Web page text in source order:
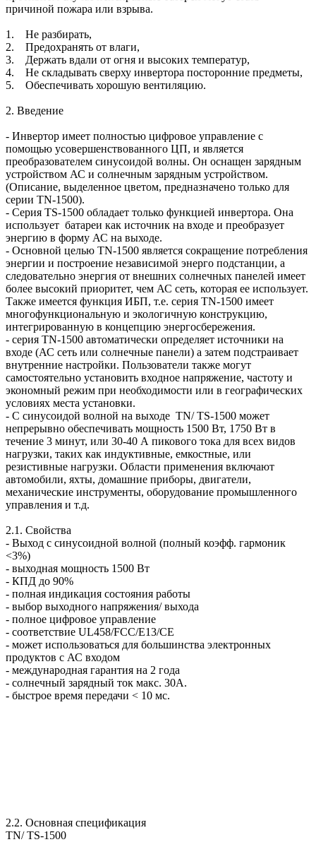
причиной пожара или взрыва.
1. Не разбирать,
2. Предохранять от влаги,
3. Держать вдали от огня и высоких температур,
4. Не складывать сверху инвертора посторонние предметы,
5. Обеспечивать хорошую вентиляцию.
2. Введение
- Инвертор имеет полностью цифровое управление с
помощью усовершенствованного ЦП, и является
преобразователем синусоидой волны. Он оснащен зарядным
устройством АС и солнечным зарядным устройством.
(Описание, выделенное цветом, предназначено только для
серии TN-1500).
- Серия TS-1500 обладает только функцией инвертора. Она
использует батареи как источник на входе и преобразует
энергию в форму АС на выходе.
- Основной целью TN-1500 является сокращение потребления
энергии и построение независимой энерго подстанции, а
следовательно энергия от внешних солнечных панелей имеет
более высокий приоритет, чем АС сеть, которая ее использует.
Также имеется функция ИБП, т.е. серия TN-1500 имеет
многофункциональную и экологичную конструкцию,
интегрированную в концепцию энергосбережения.
- серия TN-1500 автоматически определяет источники на
входе (АС сеть или солнечные панели) а затем подстраивает
внутренние настройки. Пользователи также могут
самостоятельно установить входное напряжение, частоту и
экономный режим при необходимости или в географических
условиях места установки.
- С синусоидой волной на выходе TN/ TS-1500 может
непрерывно обеспечивать мощность 1500 Вт, 1750 Вт в
течение 3 минут, или 30-40 А пикового тока для всех видов
нагрузки, таких как индуктивные, емкостные, или
резистивные нагрузки. Области применения включают
автомобили, яхты, домашние приборы, двигатели,
механические инструменты, оборудование промышленного
управления и т.д.
2.1. Свойства
- Выход с синусоидной волной (полный коэфф. гармоник
<3%)
- выходная мощность 1500 Вт
- КПД до 90%
- полная индикация состояния работы
- выбор выходного напряжения/ выхода
- полное цифровое управление
- соответствие UL458/FCC/E13/CE
- может использоваться для большинства электронных
продуктов с АС входом
- международная гарантия на 2 года
- солнечный зарядный ток макс. 30А.
- быстрое время передачи < 10 мс.
2.2. Основная спецификация
TN/ TS-1500